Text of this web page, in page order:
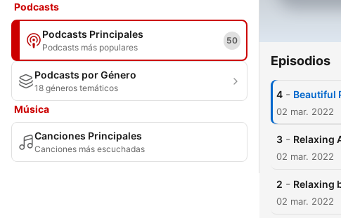
Podcasts
Podcasts Principales
Podcasts más populares
50
Podcasts por Género
18 géneros temáticos
Música
Canciones Principales
Canciones más escuchadas
Episodios
4 - Beautiful
02 mar. 2022
3 - Relaxing
02 mar. 2022
2 - Relaxing
02 mar. 2022